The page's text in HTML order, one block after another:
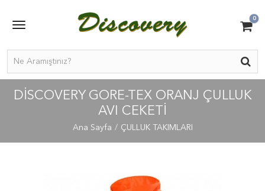
0
DİSCOVERY GORE-TEX ORANJ ÇULLUK
AVI CEKETİ
Ana Sayfa ÇULLUK TAKIMLARI